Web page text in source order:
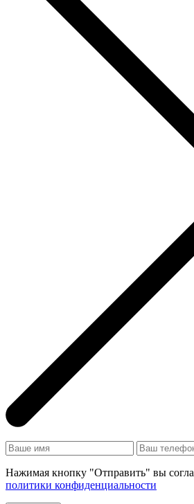
Нажимая кнопку "Отправить" вы
политики конфиденциальности